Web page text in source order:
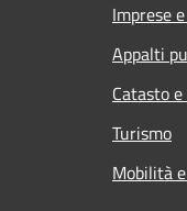
Imprese
Appalti
Catasto
Turismo
Mobilità